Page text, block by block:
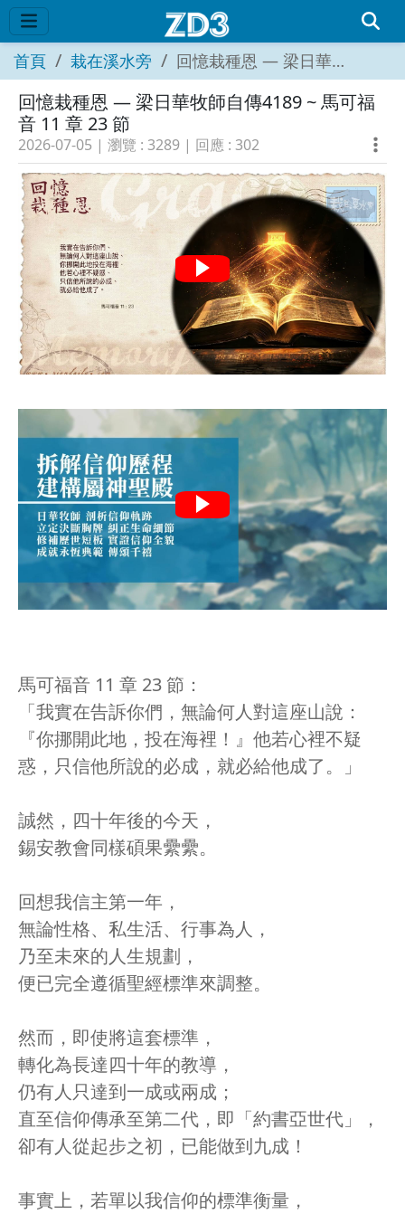
首頁 栽在溪水旁 回憶栽種恩 — 梁日華牧師自傳4189 ~ 馬可福音 11 章 23 節
回憶栽種恩 — 梁日華牧師自傳4189 ~ 馬可福
音 11 章 23 節
2026-07-05 | 瀏覽 : 3289 | 回應 : 302
馬可福音 11 章 23 節：
「我實在告訴你們，無論何人對這座山說：
『你挪開此地，投在海裡！』他若心裡不疑
惑，只信他所說的必成，就必給他成了。」
誠然，四十年後的今天，
錫安教會同樣碩果纍纍。
回想我信主第一年，
無論性格、私生活、行事為人，
乃至未來的人生規劃，
便已完全遵循聖經標準來調整。
然而，即使將這套標準，
轉化為長達四十年的教導，
仍有人只達到一成或兩成；
直至信仰傳承至第二代，即「約書亞世代」，
卻有人從起步之初，已能做到九成！
事實上，若單以我信仰的標準衡量，